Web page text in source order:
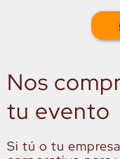
Nos
tu evento
Si tú o tu